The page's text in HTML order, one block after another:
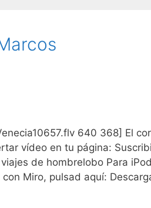
640 368] El
vídeo en tu página:
de hombrelobo Para
Miro, pulsad aquí: